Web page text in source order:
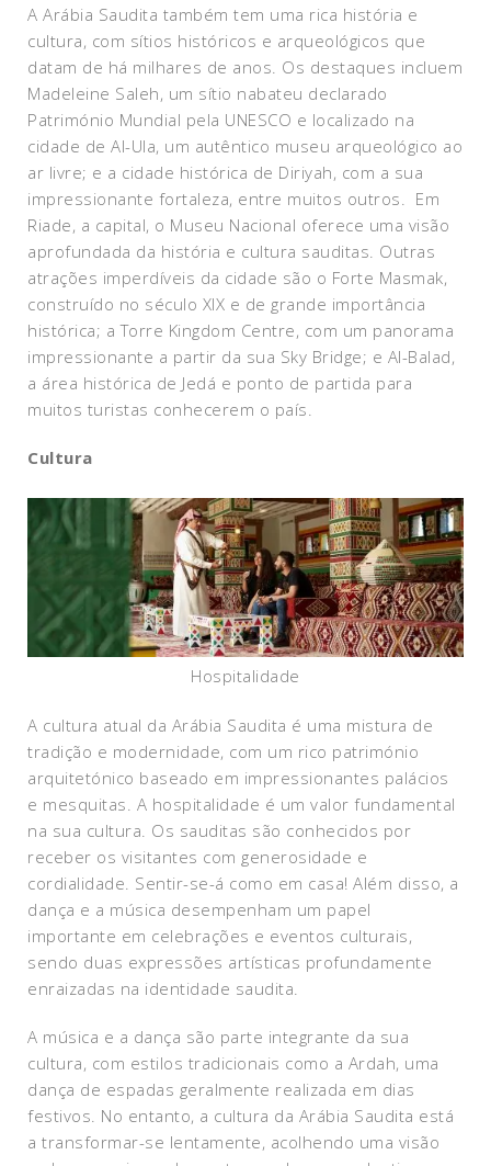
A Arábia Saudita também tem uma rica história e
cultura, com sítios históricos e arqueológicos que
datam de há milhares de anos. Os destaques incluem
Madeleine Saleh, um sítio nabateu declarado
Património Mundial pela UNESCO e localizado na
cidade de Al-Ula, um autêntico museu arqueológico ao
ar livre; e a cidade histórica de Diriyah, com a sua
impressionante fortaleza, entre muitos outros. Em
Riade, a capital, o Museu Nacional oferece uma visão
aprofundada da história e cultura sauditas. Outras
atrações imperdíveis da cidade são o Forte Masmak,
construído no século XIX e de grande importância
histórica; a Torre Kingdom Centre, com um panorama
impressionante a partir da sua Sky Bridge; e Al-Balad,
a área histórica de Jedá e ponto de partida para
muitos turistas conhecerem o país.
Cultura
Hospitalidade
A cultura atual da Arábia Saudita é uma mistura de
tradição e modernidade, com um rico património
arquitetónico baseado em impressionantes palácios
e mesquitas. A hospitalidade é um valor fundamental
na sua cultura. Os sauditas são conhecidos por
receber os visitantes com generosidade e
cordialidade. Sentir-se-á como em casa! Além disso, a
dança e a música desempenham um papel
importante em celebrações e eventos culturais,
sendo duas expressões artísticas profundamente
enraizadas na identidade saudita.
A música e a dança são parte integrante da sua
cultura, com estilos tradicionais como a Ardah, uma
dança de espadas geralmente realizada em dias
festivos. No entanto, a cultura da Arábia Saudita está
a transformar-se lentamente, acolhendo uma visão